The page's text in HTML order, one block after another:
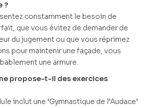
?
constamment le besoin de
que vous évitez de demander de
du jugement ou que vous réprimez
pour maintenir une façade, vous
une armure.
propose-t-il des exercices
inclut une ‘Gymnastique de l’Audace’